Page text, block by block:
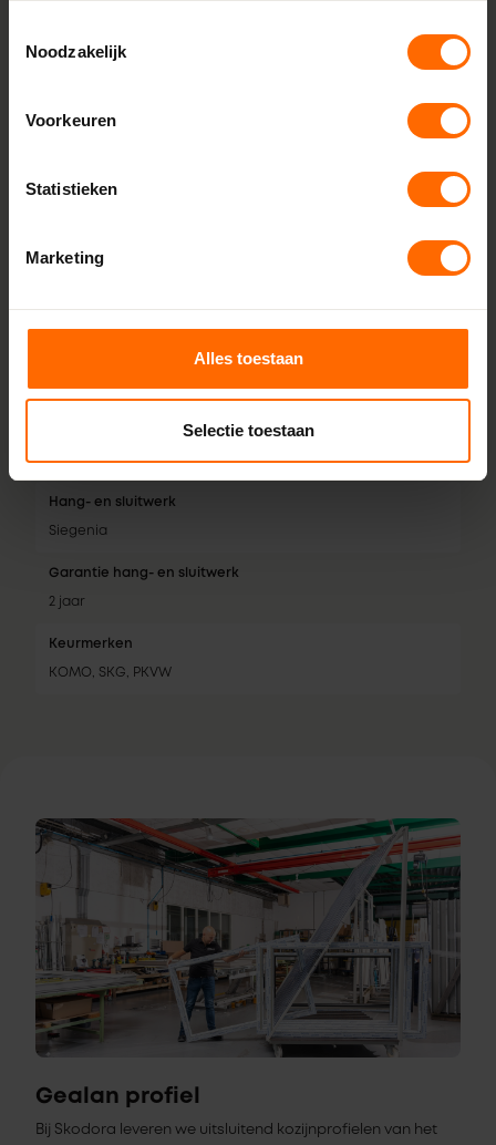
Noodzakelijk
Voorkeuren
Statistieken
Marketing
Alles toestaan
Selectie toestaan
RC2
10 jaar
Hang- en sluitwerk
Siegenia
Garantie hang- en sluitwerk
2 jaar
Keurmerken
KOMO, SKG, PKVW
Gealan profiel
Bij Skodora leveren we uitsluitend kozijnprofielen van het